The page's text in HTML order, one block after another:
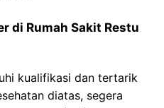
di Rumah Sakit Restu
kualifikasi dan tertarik
diatas, segera